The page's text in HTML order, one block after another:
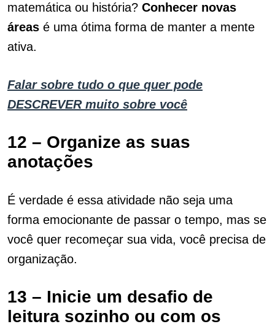
matemática ou história? Conhecer novas
áreas é uma ótima forma de manter a mente
ativa.
Falar sobre tudo o que quer pode
DESCREVER muito sobre você
12 – Organize as suas
anotações
É verdade é essa atividade não seja uma
forma emocionante de passar o tempo, mas se
você quer recomeçar sua vida, você precisa de
organização.
13 – Inicie um desafio de
leitura sozinho ou com os